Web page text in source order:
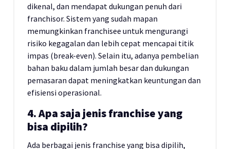
dikenal, dan mendapat dukungan penuh dari
franchisor. Sistem yang sudah mapan
memungkinkan franchisee untuk mengurangi
risiko kegagalan dan lebih cepat mencapai titik
impas (break-even). Selain itu, adanya pembelian
bahan baku dalam jumlah besar dan dukungan
pemasaran dapat meningkatkan keuntungan dan
efisiensi operasional.
4. Apa saja jenis franchise yang
bisa dipilih?
Ada berbagai jenis franchise yang bisa dipilih,